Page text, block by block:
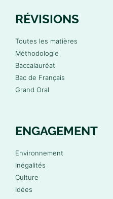
RÉVISIONS
Toutes les matières
Méthodologie
Baccalauréat
Bac de Français
Grand Oral
ENGAGEMENT
Environnement
Inégalités
Culture
Idées